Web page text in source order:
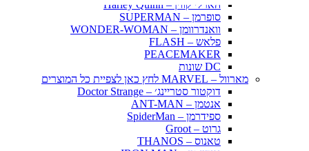
הארלי קווין – Harley Quinn
סופרמן – SUPERMAN
וואנדרוומן – WONDER-WOMAN
פלאש – FLASH
PEACEMAKER
DC שונות
מארוול – MARVEL לחץ כאן לצפיית כל המוצרים
דוקטור סטריינג׳ – Doctor Strange
אנטמן – ANT-MAN
ספידרמן – SpiderMan
גרוט – Groot
טאנוס – THANOS